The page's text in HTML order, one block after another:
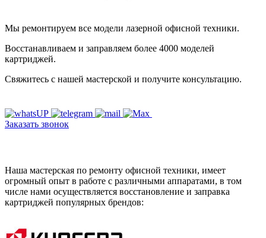
Мы ремонтируем все модели лазерной офисной техники.
Восстанавливаем и заправляем более 4000 моделей
картриджей.
Свяжитесь с нашей мастерской и получите консультацию.
Заказать звонок
Наша мастерская по ремонту офисной техники, имеет
огромный опыт в работе с различными аппаратами, в том
числе нами осуществляется восстановление и заправка
картриджей популярных брендов: